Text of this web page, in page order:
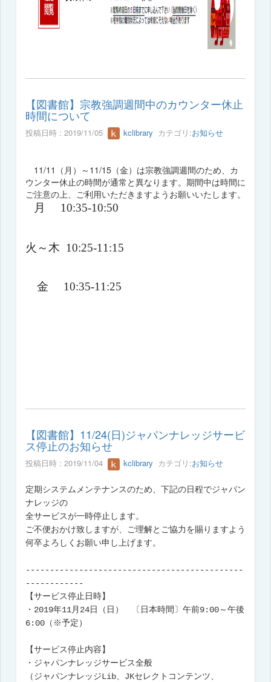
【図書館】宗教強調週間中のカウンター休止
時間について
投稿日時 : 2019/11/05 kclibrary カテゴリ:お知らせ
11/11（月）～11/15（金）は宗教強調週間のため、カ
ウンター休止の時間が通常と異なります。期間中は時間に
ご注意の上、ご利用いただきますようお願いいたします。
月 10:35-10:50
火～木 10:25-11:15
金 10:35-11:25
【図書館】11/24(日)ジャパンナレッジサービ
ス停止のお知らせ
投稿日時 : 2019/11/04 kclibrary カテゴリ:お知らせ
定期システムメンテナンスのため、下記の日程でジャパン
ナレッジの
全サービスが一時停止します。
ご不便おかけ致しますが、ご理解とご協力を賜りますよう
何卒よろしくお願い申し上げます。
---------------------------------------------
------------
【サービス停止日時】
・2019年11月24日（日） 〔日本時間〕午前9:00～午後
6:00（※予定）
【サービス停止内容】
・ジャパンナレッジサービス全般
（ジャパンナレッジLib、JKセレクトコンテンツ、